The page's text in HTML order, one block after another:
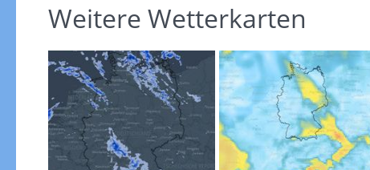
Weitere Wetterkarten